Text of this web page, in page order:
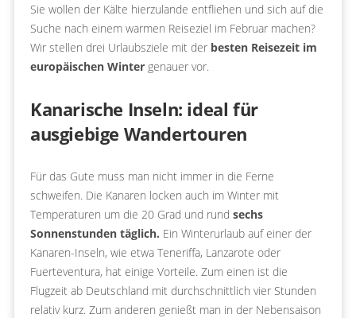
Sie wollen der Kälte hierzulande entfliehen und sich auf die
Suche nach einem warmen Reiseziel im Februar machen?
Wir stellen drei Urlaubsziele mit derbesten Reisezeit im
europäischen Wintergenauer vor.
Kanarische Inseln: ideal für
ausgiebige Wandertouren
Für das Gute muss man nicht immer in die Ferne
schweifen. Die Kanaren locken auch im Winter mit
Temperaturen um die 20 Grad und rund sechs
Sonnenstunden täglich. Ein Winterurlaub auf einer der
Kanaren-Inseln, wie etwa Teneriffa, Lanzarote oder
Fuerteventura, hat einige Vorteile. Zum einen ist die
Flugzeit ab Deutschland mit durchschnittlich vier Stunden
relativ kurz. Zum anderen genießt man in der Nebensaison